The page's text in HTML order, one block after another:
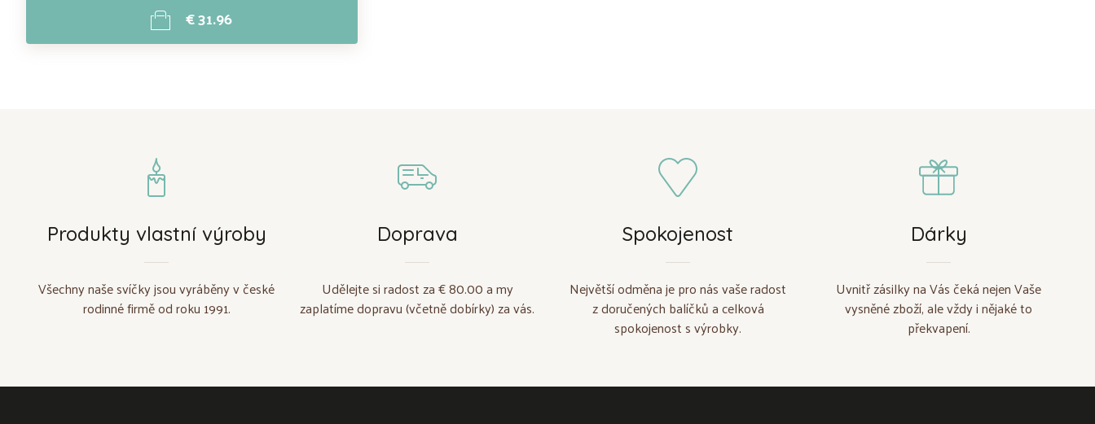
€ 31.96
Produkty vlastní výroby
Všechny naše svíčky jsou vyráběny v české
rodinné firmě od roku 1991.
Doprava
Udělejte si radost za € 80.00 a my
zaplatíme dopravu (včetně dobírky) za vás.
Spokojenost
Největší odměna je pro nás vaše radost
z doručených balíčků a celková
spokojenost s výrobky.
Dárky
Uvnitř zásilky na Vás čeká nejen Vaše
vysněné zboží, ale vždy i nějaké to
překvapení.